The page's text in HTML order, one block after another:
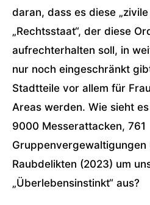
daran, dass es diese
„Rechtsstaat“, der diese
aufrechterhalten soll, in
nur noch eingeschränkt
Stadtteile vor allem für
Areas werden. Wie sieht
9000 Messerattacken, 761
Raubdelikten (2023) um
„Überlebensinstinkt“ aus?